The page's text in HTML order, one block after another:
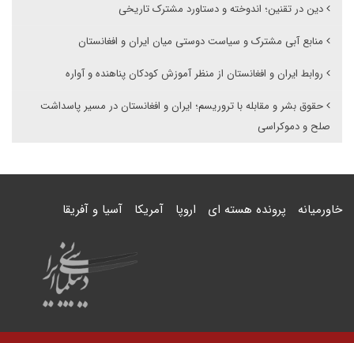
دین در تقنین؛ اندوخته و دستاورد مشترک تاریخی
منابع آبی مشترک و سیاست دوستی میان ایران و افغانستان
روابط ایران و افغانستان از منظر آموزش کودکان پناهنده و آواره
حقوق بشر و مقابله با تروریسم؛ ایران و افغانستان در مسیر پاسداشت
صلح و دموکراسی
خاورمیانه پرونده هسته ای اروپا آمریکا آسیا و آفریقا